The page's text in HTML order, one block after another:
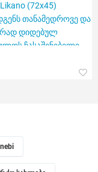
(72x45)
თანამედროვე და
დიდებულ
ჩასაშენებელი